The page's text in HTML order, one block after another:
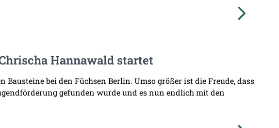
Hannawald startet
bei den Füchsen Berlin. Umso größer ist die Freude, dass
gefunden wurde und es nun endlich mit den